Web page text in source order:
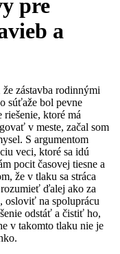
pre
a
zástavba rodinnými
súťaže bol pevne
ktoré má
v meste, začal som
S argumentom
veci, ktoré sa idú
pocit časovej tiesne a
že v tlaku sa stráca
ďalej ako za
osloviť na spoluprácu
odstáť a čistiť ho,
v takomto tlaku nie je